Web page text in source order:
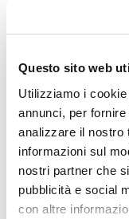
Questo sito web
Utilizziamo i
annunci, per
analizzare il nostro
informazioni sul
nostri partner che
pubblicità e social
con altre
Materassi e
Specchiere
Decorazione
Tappeti
Cuscini
Tende
Piante Artificiali
Decorazioni da
Decorazioni